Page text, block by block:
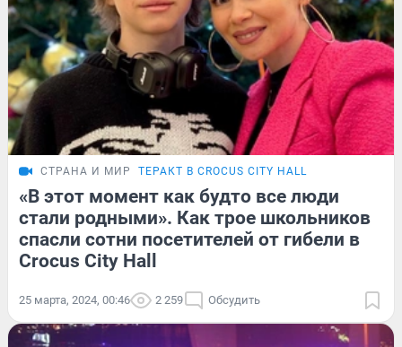
СТРАНА И МИР ТЕРАКТ В CROCUS CITY HALL
«В этот момент как будто все люди
стали родными». Как трое школьников
спасли сотни посетителей от гибели в
Crocus City Hall
25 марта, 2024, 00:46 2 259 Обсудить